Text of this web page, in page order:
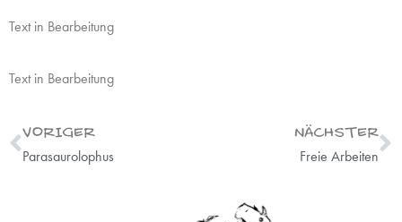
Text in Bearbeitung
Text in Bearbeitung
VORIGER
Parasaurolophus
NÄCHSTER
Freie Arbeiten